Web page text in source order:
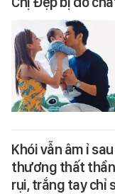
Khói vẫn âm ỉ
thương thất
rụi, trắng tay chỉ